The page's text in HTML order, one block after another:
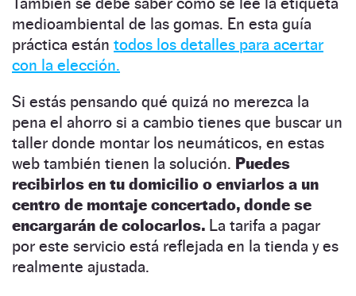
medioambiental de las gomas. En esta guía
práctica están todos los detalles para acertar
con la elección.
Si estás pensando qué quizá no merezca la
pena el ahorro si a cambio tienes que buscar un
taller donde montar los neumáticos, en estas
web también tienen la solución. Puedes
recibirlos en tu domicilio o enviarlos a un
centro de montaje concertado, donde se
encargarán de colocarlos. La tarifa a pagar
por este servicio está reflejada en la tienda y es
realmente ajustada.